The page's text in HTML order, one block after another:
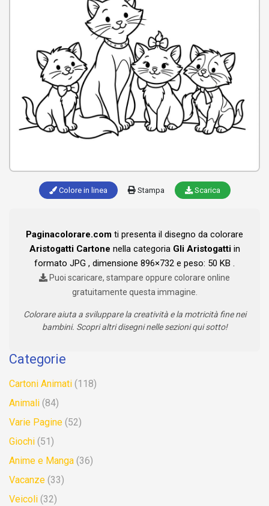
Colore in linea Stampa Scarica
Paginacolorare.com ti presenta il disegno da colorare
Aristogatti Cartone nella categoria Gli Aristogattiin
formato JPG , dimensione 896×732 e peso: 50 KB .
Puoi scaricare, stampare oppure colorare online
gratuitamente questa immagine.
Colorare aiuta a sviluppare la creatività e la motricità fine nei
bambini. Scopri altri disegni nelle sezioni qui sotto!
Categorie
Cartoni Animati (118)
Animali (84)
Varie Pagine (52)
Giochi (51)
Anime e Manga (36)
Vacanze (33)
Veicoli (32)